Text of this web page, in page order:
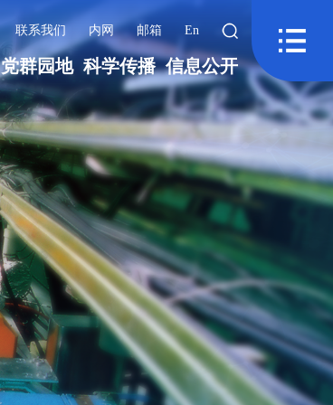
联系我们 内网 邮箱 En
党群园地 科学传播 信息公开